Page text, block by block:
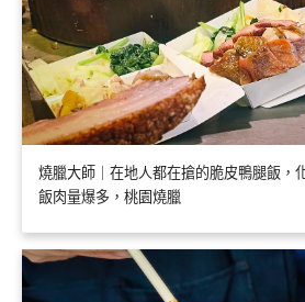
燒臘大師｜在地人都在搶的脆皮鴨腿飯，
飯肉量爆多，桃園燒臘